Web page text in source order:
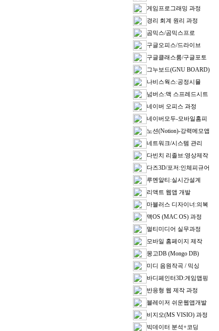
게임프로그래밍 과정
경리 회계 원리 과정
곰믹스/곰믹스프로
구글오피스/드라이브
구글클래스룸/구글포토
그누보드(GNU BOARD)
나비스웍스:공정시뮬
넘버스:맥 스프레드시트
네이버 오피스 과정
네이버모두-모바일홈피
노션(Notion)-강력메모앱
네트워크/시스템 관리
다빈치 리졸브:영상제작
다즈3D/포저:인체피규어
루멘알티:실시간설계
리액트 웹앱 개발
마블러스 디자이너:의복
맥OS (MAC OS) 과정
멀티미디어 실무과정
모바일 홈페이지 제작
몽고DB (Mongo DB)
미디 음원작곡 / 믹싱
바디페인터3D:게임맵핑
반응형 웹 제작 과정
블레이저 쉬운웹앱개발
비지오(MS VISIO) 과정
빅데이터 분석+코딩